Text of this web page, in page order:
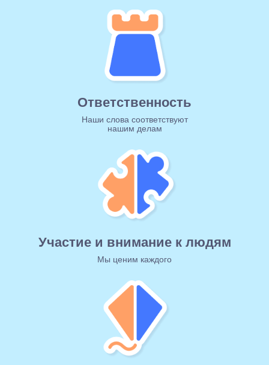
Ответственность
Наши слова соответствуют
нашим делам
Участие и внимание к людям
Мы ценим каждого